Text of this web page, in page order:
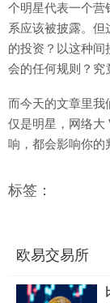
个明星代表一个营
系应该被披露。但
的投资？以这种间
会的任何规则？究
而今天的文章里我
仅是明星，网络大
响，都会影响你的
标签：
欧易交易所